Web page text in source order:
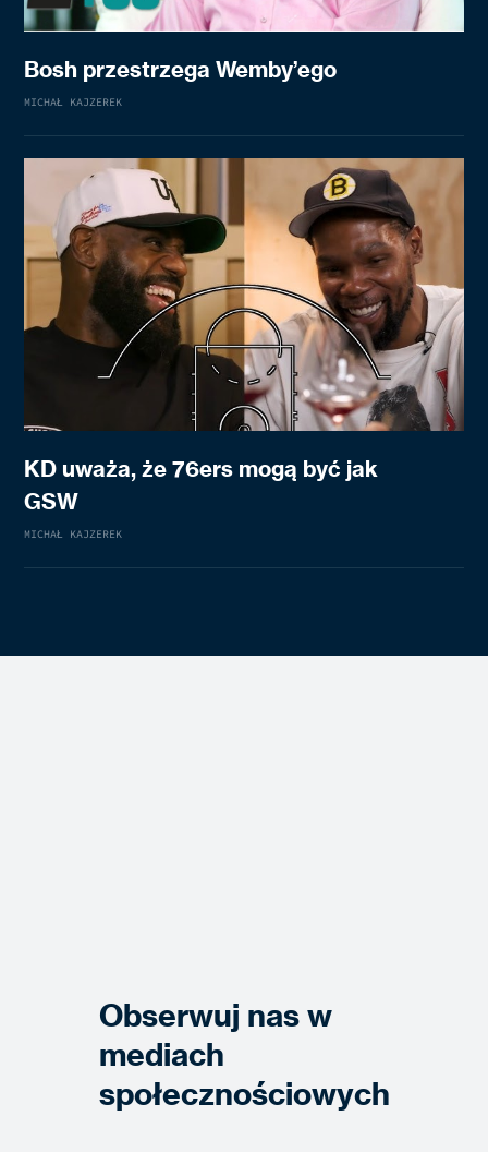
Bosh przestrzega Wemby’ego
MICHAŁ KAJZEREK
KD uważa, że 76ers mogą być jak
GSW
MICHAŁ KAJZEREK
Obserwuj nas w
mediach
społecznościowych